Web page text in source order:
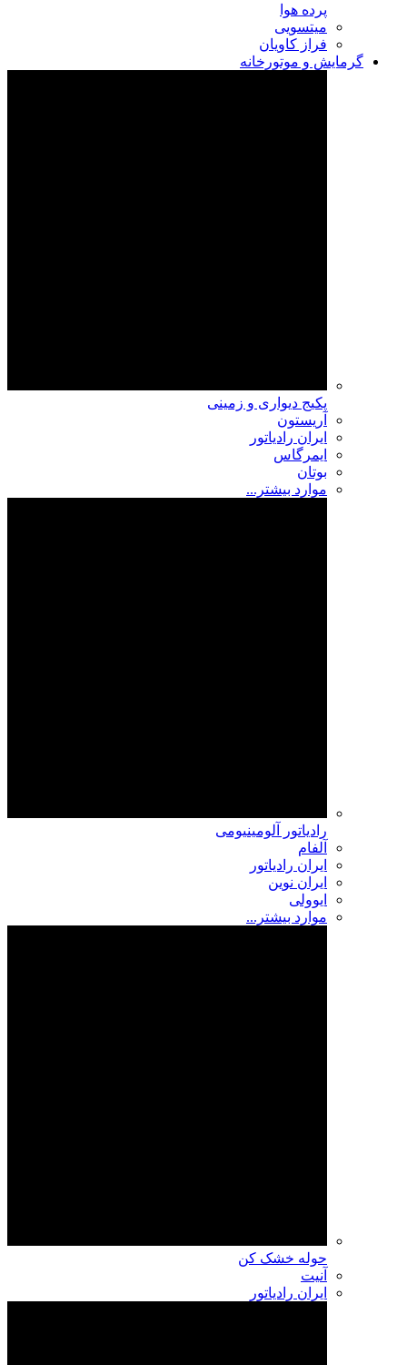
پرده هوا
میتسویی
فراز کاویان
گرمایش و موتورخانه
پکیج دیواری و زمینی
آریستون
ایران رادیاتور
ایمرگاس
بوتان
موارد بیشتر...
رادیاتور آلومینیومی
آلفام
ایران رادیاتور
ایران نوین
ایوولی
موارد بیشتر...
حوله خشک کن
آنیت
ایران رادیاتور